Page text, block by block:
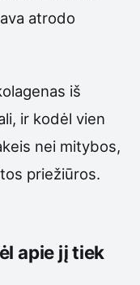
atrodo
iš
ir kodėl vien
nei mitybos,
priežiūros.
apie jį tiek